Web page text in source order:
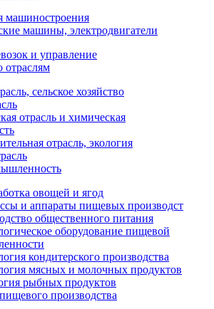
машиностроения
машины, электродвигатели
и управление
сельское хозяйство
отрасль и химическая
отрасль, экология
овощей и ягод
и аппараты пищевых производст
общественного питания
оборудование пищевой
кондитерского производства
мясных и молочных продуктов
рыбных продуктов
производства